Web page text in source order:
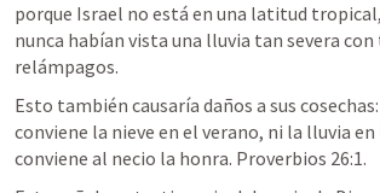
porque Israel no está en una latitud
nunca habían vista una lluvia tan severa
relámpagos.
Esto también causaría daños a sus cosechas:
conviene la nieve en el verano, ni la lluvia en
conviene al necio la honra. Proverbios 26:1.